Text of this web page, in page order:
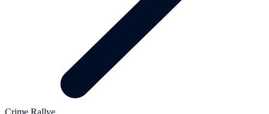
Crime Rallye